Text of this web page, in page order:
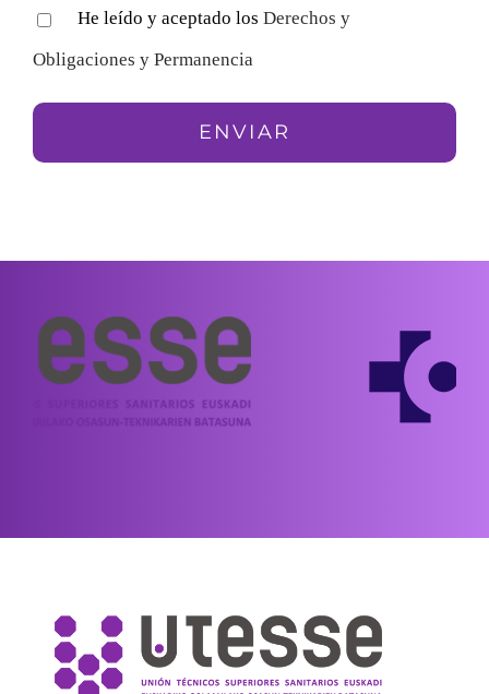
He leído y aceptado los Derechos y
Obligaciones y Permanencia